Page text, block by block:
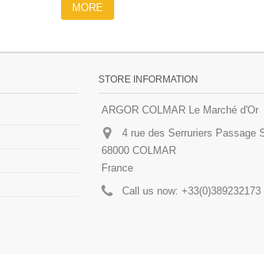
MORE
STORE INFORMATION
ARGOR COLMAR Le Marché d'Or
4 rue des Serruriers Passage
68000 COLMAR
France
Call us now: +33(0)389232173